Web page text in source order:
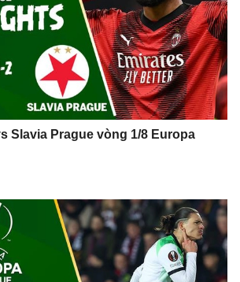
Slavia Prague vòng 1/8 Europa